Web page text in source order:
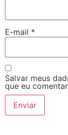
E-mail *
Salvar meus
que eu